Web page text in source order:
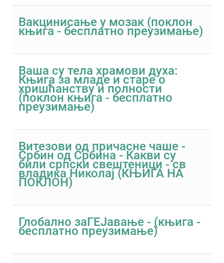
Вакцинисање у мозак (поклон
књига - бесплатно преузимање)
Ваша су тела храмови духа:
Књига за младе и старе о
хришћанству и полности
(поклон књига - бесплатно
преузимање)
Витезови од причасне чаше -
Србин од Србина - Какви су
били српски свештеници - св
владика Николај (КЊИГА НА
ПОКЛОН)
Глобално заГЕЈавање - (књига -
бесплатно преузимање)